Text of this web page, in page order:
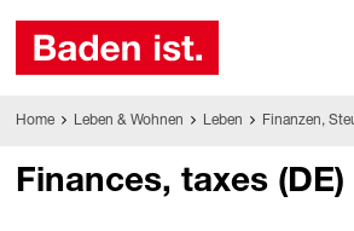
Home Leben & Wohnen Leben Finanzen,
Finances, taxes (DE)